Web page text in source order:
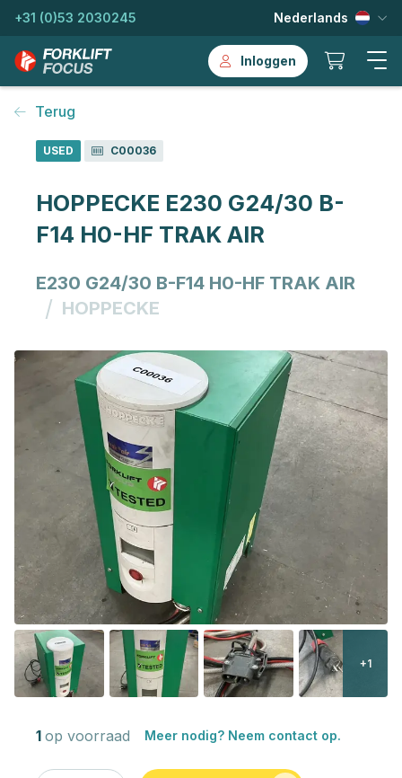
+31 (0)53 2030245 Nederlands
Inloggen
Terug
USED C00036
HOPPECKE E230 G24/30 B-
F14 H0-HF TRAK AIR
E230 G24/30 B-F14 H0-HF TRAK AIR
/ HOPPECKE
+1
1 op voorraad Meer nodig? Neem contact op.